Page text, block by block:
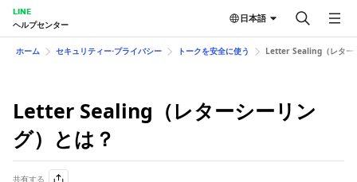
LINE
ヘルプセンター
日本語
ホーム セキュリティー⋅プライバシー トークを安全に使う Letter Sealing（レター
Letter Sealing（レターシーリン
グ）とは？
共有する